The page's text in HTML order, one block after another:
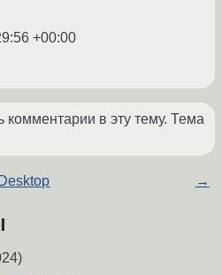
+00:00
в эту тему. Тема
Desktop →